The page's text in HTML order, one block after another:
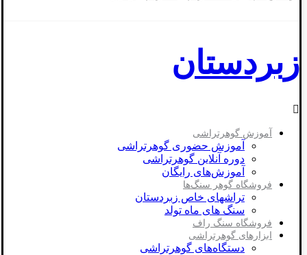
زبردستان
آموزش گوهرتراشی
آموزش حضوری گوهرتراشی
دوره آنلاین گوهرتراشی
آموزش‌های رایگان
فروشگاه گوهر سنگ‌ها
تراشهای خاص زبردستان
سنگ های ماه تولد
فروشگاه سنگ راف
ابزارهای گوهرتراشی
دستگاه‌های گوهرتراشی